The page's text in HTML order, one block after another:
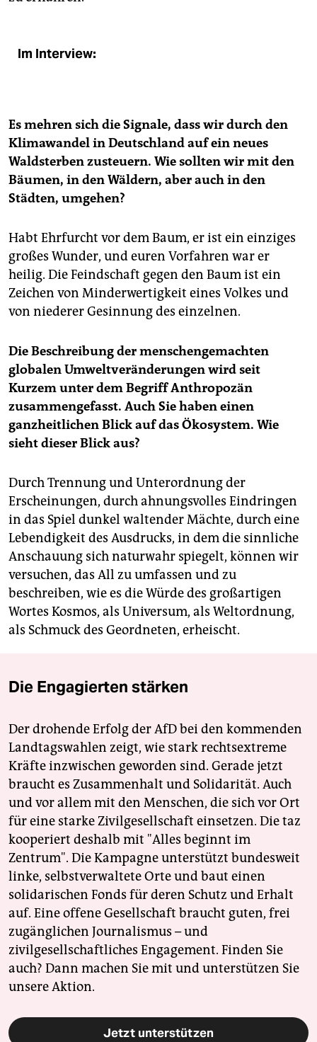
Im Interview:
Es mehren sich die Signale, dass wir durch den
Klimawandel in Deutschland auf ein neues
Waldsterben zusteuern. Wie sollten wir mit den
Bäumen, in den Wäldern, aber auch in den
Städten, umgehen?
Habt Ehrfurcht vor dem Baum, er ist ein einziges
großes Wunder, und euren Vorfahren war er
heilig. Die Feindschaft gegen den Baum ist ein
Zeichen von Minderwertigkeit eines Volkes und
von niederer Gesinnung des einzelnen.
Die Beschreibung der menschengemachten
globalen Umweltveränderungen wird seit
Kurzem unter dem Begriff Anthropozän
zusammengefasst. Auch Sie haben einen
ganzheitlichen Blick auf das Ökosystem. Wie
sieht dieser Blick aus?
Durch Trennung und Unterordnung der
Erscheinungen, durch ahnungsvolles Eindringen
in das Spiel dunkel waltender Mächte, durch eine
Lebendigkeit des Ausdrucks, in dem die sinnliche
Anschauung sich naturwahr spiegelt, können wir
versuchen, das All zu umfassen und zu
beschreiben, wie es die Würde des großartigen
Wortes Kosmos, als Universum, als Weltordnung,
als Schmuck des Geordneten, erheischt.
Die Engagierten stärken
Der drohende Erfolg der AfD bei den kommenden
Landtagswahlen zeigt, wie stark rechtsextreme
Kräfte inzwischen geworden sind. Gerade jetzt
braucht es Zusammenhalt und Solidarität. Auch
und vor allem mit den Menschen, die sich vor Ort
für eine starke Zivilgesellschaft einsetzen. Die taz
kooperiert deshalb mit "Alles beginnt im
Zentrum". Die Kampagne unterstützt bundesweit
linke, selbstverwaltete Orte und baut einen
solidarischen Fonds für deren Schutz und Erhalt
auf. Eine offene Gesellschaft braucht guten, frei
zugänglichen Journalismus – und
zivilgesellschaftliches Engagement. Finden Sie
auch? Dann machen Sie mit und unterstützen Sie
unsere Aktion.
Jetzt unterstützen